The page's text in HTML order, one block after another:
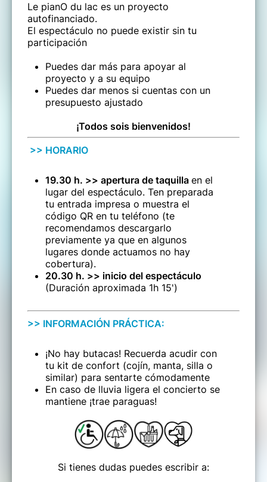
Le pianO du lac es un proyecto
autofinanciado.
El espectáculo no puede existir sin tu
participación
Puedes dar más para apoyar al
proyecto y a su equipo
Puedes dar menos si cuentas con un
presupuesto ajustado
¡Todos sois bienvenidos!
>> HORARIO
19.30 h. >> apertura de taquilla en el
lugar del espectáculo. Ten preparada
tu entrada impresa o muestra el
código QR en tu teléfono (te
recomendamos descargarlo
previamente ya que en algunos
lugares donde actuamos no hay
cobertura).
20.30 h. >> inicio del espectáculo
(Duración aproximada 1h 15')
>> INFORMACIÓN PRÁCTICA:
¡No hay butacas! Recuerda acudir con
tu kit de confort (cojín, manta, silla o
similar) para sentarte cómodamente
En caso de lluvia ligera el concierto se
mantiene ¡trae paraguas!
Si tienes dudas puedes escribir a: